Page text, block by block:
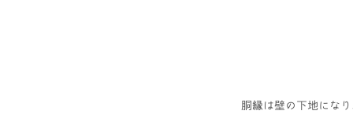
胴縁は壁の下地にな